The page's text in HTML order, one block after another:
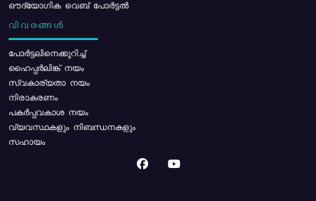
ഔദ്യോഗിക വെബ് പോർട്ടൽ
വിവരങ്ങൾ
പോര്‍ട്ടലിനെക്കുറിച്ച്
ഹൈപ്പർലിങ്ക് നയം
സ്വകാര്യതാ നയം
നിരാകരണം
പകർപ്പവകാശ നയം
വ്യവസ്ഥകളും നിബന്ധനകളും
സഹായം